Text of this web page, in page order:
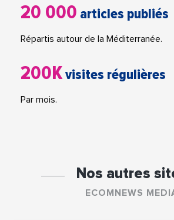
20 000 articles publiés
Répartis autour de la Méditerranée.
200Kvisites régulières
Par mois.
Nos autres
ECOMNEWS